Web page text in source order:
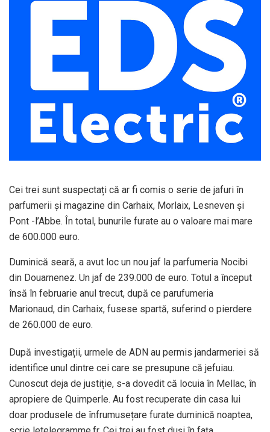
Cei trei sunt suspectați că ar fi comis o serie de jafuri în
parfumerii și magazine din Carhaix, Morlaix, Lesneven și
Pont -l’Abbe. În total, bunurile furate au o valoare mai mare
de 600.000 euro.
Duminică seară, a avut loc un nou jaf la parfumeria Nocibi
din Douarnenez. Un jaf de 239.000 de euro. Totul a început
însă în februarie anul trecut, după ce parufumeria
Marionaud, din Carhaix, fusese spartă, suferind o pierdere
de 260.000 de euro.
După investigații, urmele de ADN au permis jandarmeriei să
identifice unul dintre cei care se presupune că jefuiau.
Cunoscut deja de justiție, s-a dovedit că locuia în Mellac, în
apropiere de Quimperle. Au fost recuperate din casa lui
doar produsele de înfrumusețare furate duminică noaptea,